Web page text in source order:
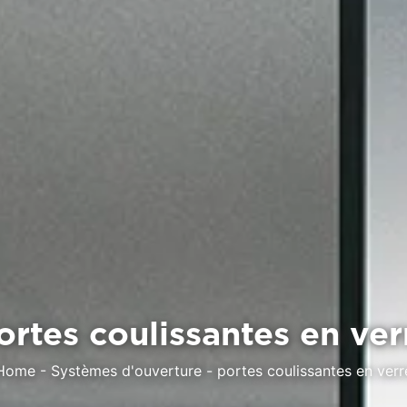
coulissantes en
- Systèmes d'ouverture - portes coulissantes en